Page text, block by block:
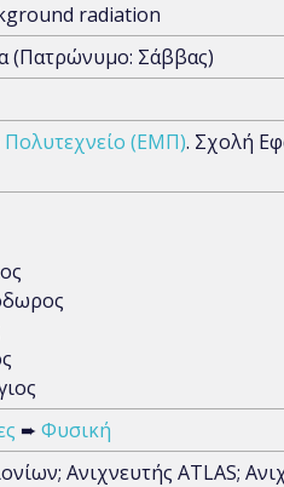
radiation
(Πατρώνυμο: Σάββας)
(ΕΜΠ). Σχολή
➨ Φυσική
Ανιχνευτής ATLAS;